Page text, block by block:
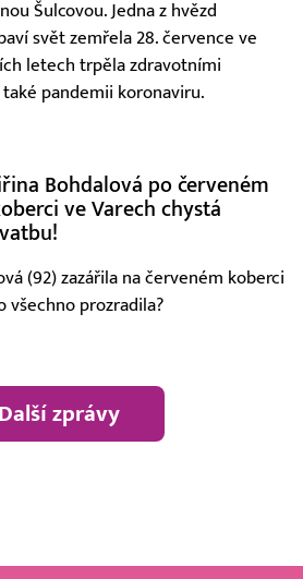
Šulcovou. Jedna z hvězd
svět zemřela 28. července ve
letech trpěla zdravotními
pandemii koronaviru.
Bohdalová po červeném
ve Varech chystá
(92) zazářila na červeném koberci
všechno prozradila?
Další zprávy